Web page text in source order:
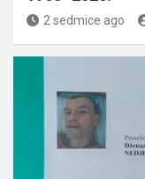
2 sedmice ago